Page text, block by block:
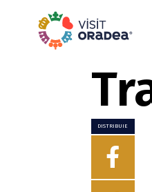
DISTRIBUIE